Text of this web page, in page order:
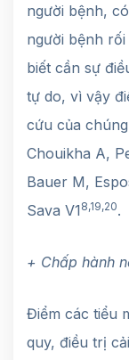
người bệnh,
người bệnh
biết cần sự
tự do, vì vậy
cứu của
Chouikha A,
Bauer M,
Sava V1 8,19,20.
+ Chấp hành
Điểm các tiểu
quy, điều trị